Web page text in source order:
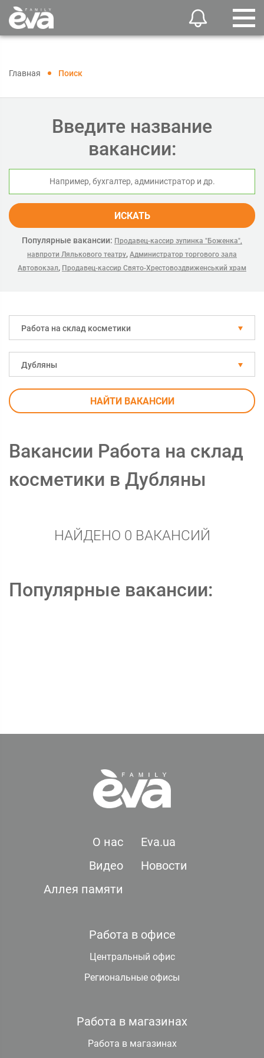
Главная Поиск
Введите название
вакансии:
ИСКАТЬ
Популярные вакансии: Продавец-кассир зупинка "Боженка",
навпроти Лялькового театру, Администратор торгового зала
Автовокзал, Продавец-кассир Свято-Хрестовоздвиженський храм
Работа на склад косметики
Дубляны
НАЙТИ ВАКАНСИИ
Вакансии Работа на склад
косметики в Дубляны
НАЙДЕНО 0 ВАКАНСИЙ
Популярные вакансии:
О нас
Eva.ua
Видео
Новости
Аллея памяти
Работа в офисе
Центральный офис
Региональные офисы
Работа в магазинах
Работа в магазинах